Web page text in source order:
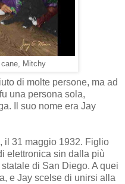
Mitchy
di molte persone, ma ad
una persona sola,
Il suo nome era Jay
il 31 maggio 1932. Figlio
elettronica sin dalla più
di San Diego. A quei
e Jay scelse di unirsi alla